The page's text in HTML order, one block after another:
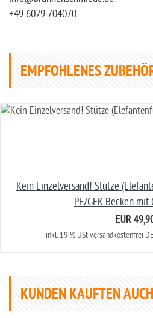
+49 6029 704070
EMPFOHLENES
Kein Einzelversand! Stütze
PE/GFK Becken mit
EUR
inkl. 19 % UStversandkostenfrei
KUNDEN KAUFTEN AUCH